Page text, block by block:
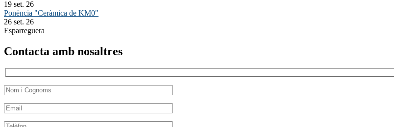
19 set. 26
Ponència "Ceràmica de KM0"
26 set. 26
Esparreguera
Contacta amb nosaltres